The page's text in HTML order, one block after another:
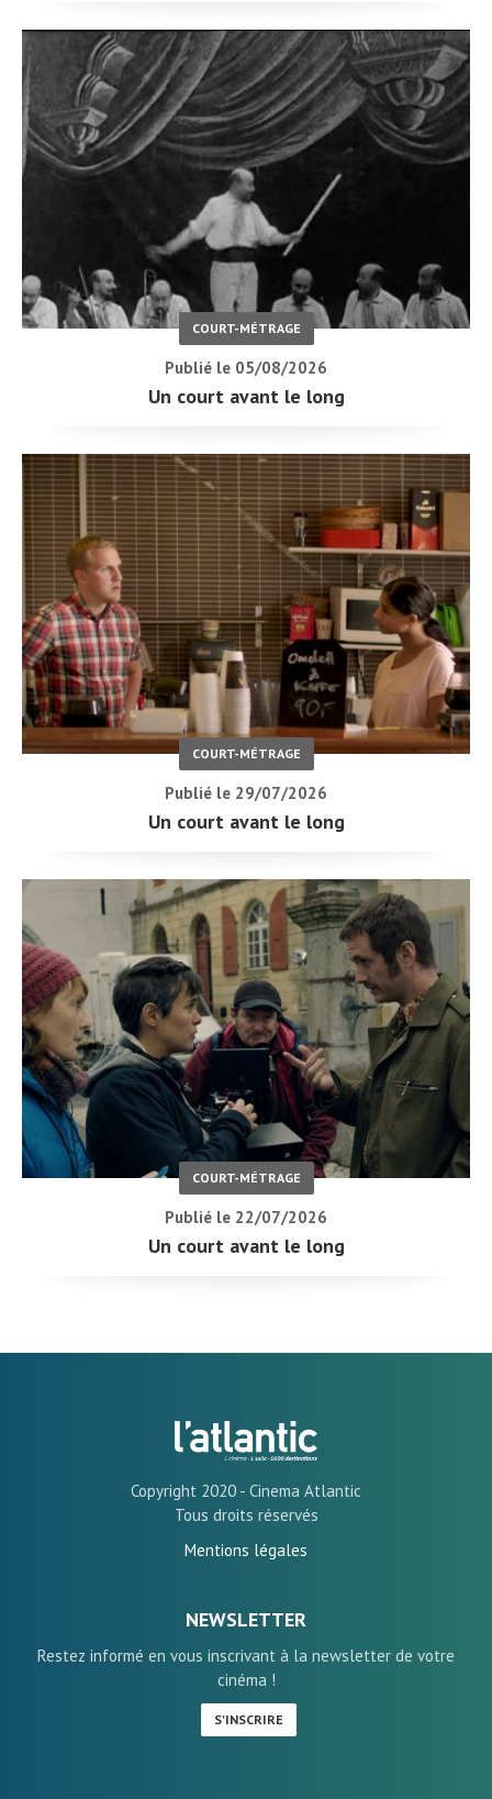
COURT-MÉTRAGE
Publié le 05/08/2026
Un court avant le long
COURT-MÉTRAGE
Publié le 29/07/2026
Un court avant le long
COURT-MÉTRAGE
Publié le 22/07/2026
Un court avant le long
Copyright 2020 - Cinema Atlantic
Tous droits réservés
Mentions légales
NEWSLETTER
Restez informé en vous inscrivant à la newsletter de votre
cinéma !
S'INSCRIRE